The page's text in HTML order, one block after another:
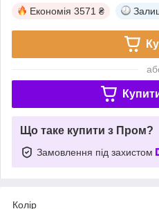
Економія 3571 ₴
Що таке купити з Пром?
Замовлення під захистом
Колір